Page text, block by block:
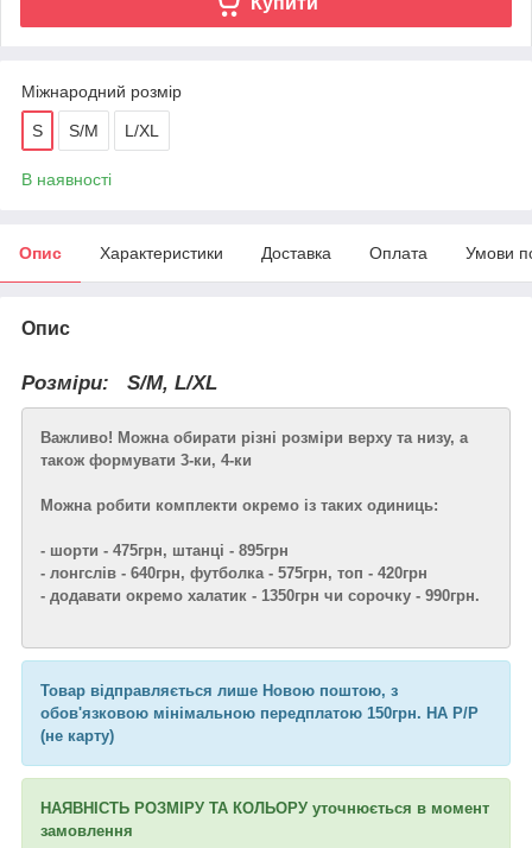
Міжнародний розмір
S S/M L/XL
В наявності
Опис Характеристики Доставка Оплата Умови
Опис
Розміри: S/M, L/XL
Важливо! Можна обирати різні розміри верху та низу, а
також формувати 3-ки, 4-ки
Можна робити комплекти окремо із таких одиниць​​​​​​:
- шорти - 475грн, штанці - 895грн
- лонгслів - 640грн, футболка - 575грн, топ - 420грн
- додавати окремо халатик - 1350грн чи сорочку - 990грн.
Товар відправляється лише Новою поштою, з
обов'язковою мінімальною передплатою 150грн. НА Р/Р
(не карту)
НАЯВНІСТЬ РОЗМІРУ ТА КОЛЬОРУ уточнюється в момент
замовлення